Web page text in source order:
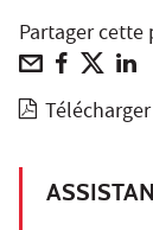
Partager cette